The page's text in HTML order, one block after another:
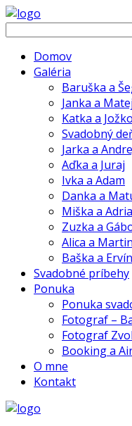
Domov
Galéria
Baruška a
Janka a Matej
Katka a Jožko
Svadobný
Jarka a
Aďka a Juraj
Ivka a Adam
Danka a
Miška a
Zuzka a
Alica a Martin
Baška a Ervín
Svadobné príbehy
Ponuka
Ponuka
Fotograf –
Fotograf
Booking a
O mne
Kontakt